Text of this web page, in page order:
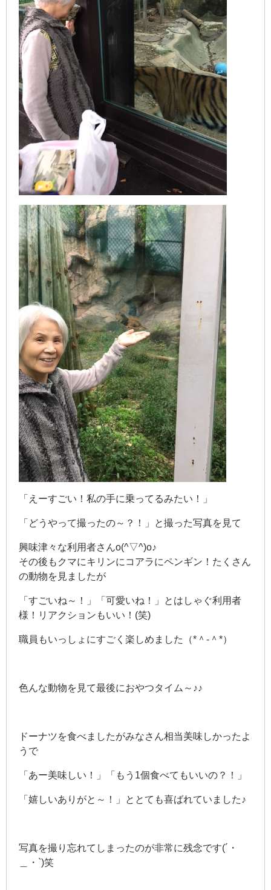
「えーすごい！私の手に乗ってるみたい！」
「どうやって撮ったの～？！」と撮った写真を見て
興味津々な利用者さんo(^▽^)o♪
その後もクマにキリンにコアラにペンギン！たくさん
の動物を見ましたが
「すごいね～！」「可愛いね！」とはしゃぐ利用者
様！リアクションもいい！(笑)
職員もいっしょにすごく楽しめました（*＾-＾*）
色んな動物を見て最後におやつタイム～♪♪
ドーナツを食べましたがみなさん相当美味しかったよ
うで
「あー美味しい！」「もう1個食べてもいいの？！」
「嬉しいありがと～！」ととても喜ばれていました♪
写真を撮り忘れてしまったのが非常に残念です(´・
＿・`)笑